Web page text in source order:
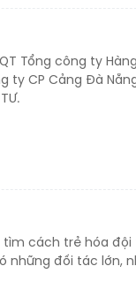
Tổng công ty
ty CP Cảng Đà
tìm cách trẻ hóa
những đối tác lớn,